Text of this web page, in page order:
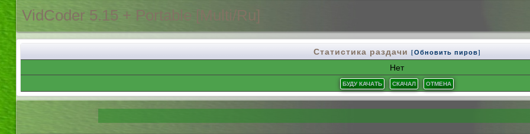
VidCoder 5.15 + Portable [Multi/Ru]
Статистика раздачи [Обновить пиров]
Нет